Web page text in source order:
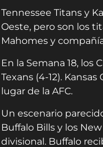
Tennessee Titans y
Oeste, pero son los
Mahomes y
En la Semana 18, los
Texans (4-12).
lugar de la AFC.
Un escenario
Buffalo Bills y los
divisional. Buffalo